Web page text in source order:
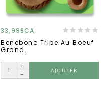
33,99$CA
Benebone Tripe Au Boeuf
Grand.
+
-
AJOUTER